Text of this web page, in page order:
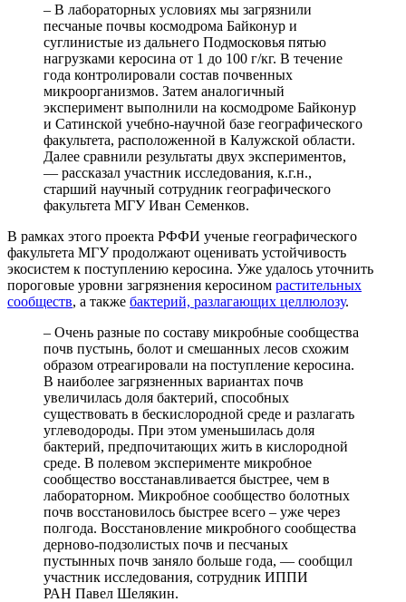
– В лабораторных условиях мы загрязнили
песчаные почвы космодрома Байконур и
суглинистые из дальнего Подмосковья пятью
нагрузками керосина от 1 до 100 г/кг. В течение
года контролировали состав почвенных
микроорганизмов. Затем аналогичный
эксперимент выполнили на космодроме Байконур
и Сатинской учебно-научной базе географического
факультета, расположенной в Калужской области.
Далее сравнили результаты двух экспериментов,
— рассказал участник исследования, к.г.н.,
старший научный сотрудник географического
факультета МГУ Иван Семенков.
В рамках этого проекта РФФИ ученые географического
факультета МГУ продолжают оценивать устойчивость
экосистем к поступлению керосина. Уже удалось уточнить
пороговые уровни загрязнения керосином растительных
сообществ, а также бактерий, разлагающих целлюлозу.
– Очень разные по составу микробные сообщества
почв пустынь, болот и смешанных лесов схожим
образом отреагировали на поступление керосина.
В наиболее загрязненных вариантах почв
увеличилась доля бактерий, способных
существовать в бескислородной среде и разлагать
углеводороды. При этом уменьшилась доля
бактерий, предпочитающих жить в кислородной
среде. В полевом эксперименте микробное
сообщество восстанавливается быстрее, чем в
лабораторном. Микробное сообщество болотных
почв восстановилось быстрее всего – уже через
полгода. Восстановление микробного сообщества
дерново-подзолистых почв и песчаных
пустынных почв заняло больше года, — сообщил
участник исследования, сотрудник ИППИ
РАН Павел Шелякин.